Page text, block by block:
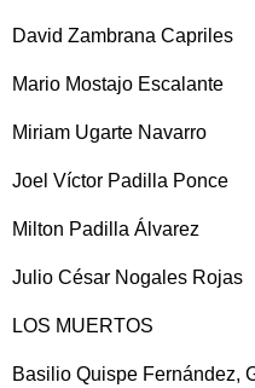
David Zambrana Capriles
Mario Mostajo Escalante
Miriam Ugarte Navarro
Joel Víctor Padilla Ponce
Milton Padilla Álvarez
Julio César Nogales Rojas
LOS MUERTOS
Basilio Quispe Fernández,